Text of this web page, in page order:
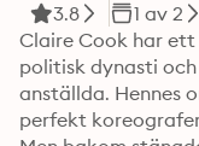
3.8 1 av 2
Claire Cook har
politisk dynasti
anställda. Hennes
perfekt